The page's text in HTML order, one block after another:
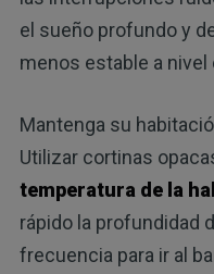
el sueño profundo y
menos estable a
Mantenga su
Utilizar cortinas
temperatura de la
rápido la profundidad
frecuencia para ir al